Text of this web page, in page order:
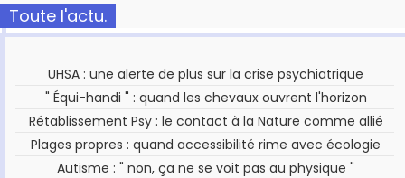
Toute l'actu.
UHSA : une alerte de plus sur la crise psychiatrique
" Équi-handi " : quand les chevaux ouvrent l'horizon
Rétablissement Psy : le contact à la Nature comme allié
Plages propres : quand accessibilité rime avec écologie
Autisme : " non, ça ne se voit pas au physique "